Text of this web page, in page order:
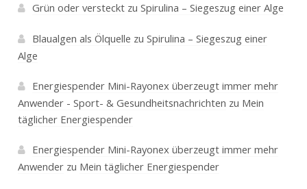
Grün oder verstecktzu Spirulina – Siegeszug einer Alge
Blaualgen als Ölquelle zu Spirulina – Siegeszug einer
Alge
Energiespender Mini-Rayonex überzeugt immer mehr
Anwender - Sport- & Gesundheitsnachrichten zu Mein
täglicher Energiespender
Energiespender Mini-Rayonex überzeugt immer mehr
Anwenderzu Mein täglicher Energiespender